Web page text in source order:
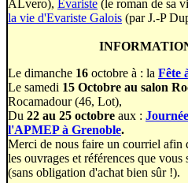
ALvero), Evariste (le roman de sa
la vie d'Evariste Galois (par J.-P
Le dimanche 16 octobre à : la Fête
Le samedi 15 Octobre au salon
Rocamadour (46, Lot),
Du 22 au 25 octobre aux :
l'APMEP à Grenoble.
Merci de nous faire un courriel afin
les ouvrages et références que vous
(sans obligation d'achat bien sûr !).